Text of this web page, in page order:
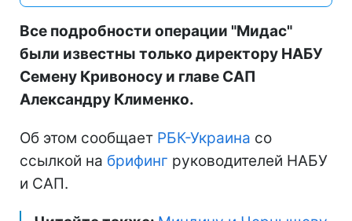
Все подробности операции "Мидас"
были известны только директору НАБУ
Семену Кривоносу и главе САП
Александру Клименко.
Об этом сообщает РБК-Украина со
ссылкой на брифинг руководителей НАБУ
и САП.